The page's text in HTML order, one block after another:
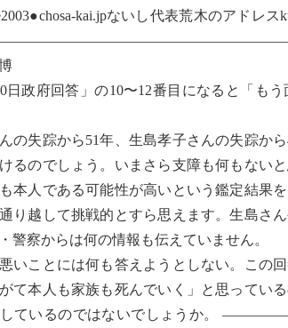
kai.jpないし代表荒木のアドレ
——————————————————————
政府回答」の10〜12番目になると「も
の失踪から51年、生島孝子さんの失踪か
るのでしょう。いまさら支障も何もない
本人である可能性が高いという鑑定結果
り越して挑戦的とすら思えます。生島さ
警察からは何の情報も伝えていません。
いことには何も答えようとしない。この
て本人も家族も死んでいく」と思ってい
しているのではないでしょうか。